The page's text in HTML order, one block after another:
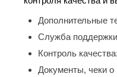
Дополнительные
Служба
Контроль качества:
Документы, чеки о